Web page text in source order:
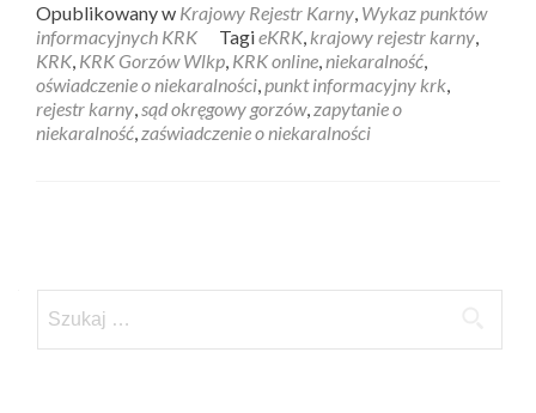
Opublikowany w Krajowy Rejestr Karny, Wykaz punktów
informacyjnych KRK
TagieKRK, krajowy rejestr karny,
KRK, KRK Gorzów Wlkp, KRK online,niekaralność,
oświadczenie o niekaralności,punkt informacyjny krk,
rejestr karny,sąd okręgowy gorzów,zapytanie o
niekaralność,zaświadczenie o niekaralności